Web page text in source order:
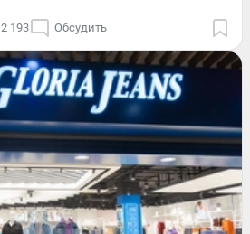
2 193 Обсудить